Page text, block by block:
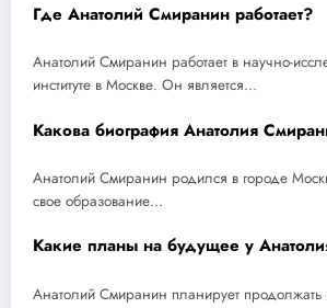
Где Анатолий Смиранин работает?
Анатолий Смиранин работает в научно-
институте в Москве. Он является…
Какова биография Анатолия
Анатолий Смиранин родился в городе
свое образование…
Какие планы на будущее у
Анатолий Смиранин планирует продолжать